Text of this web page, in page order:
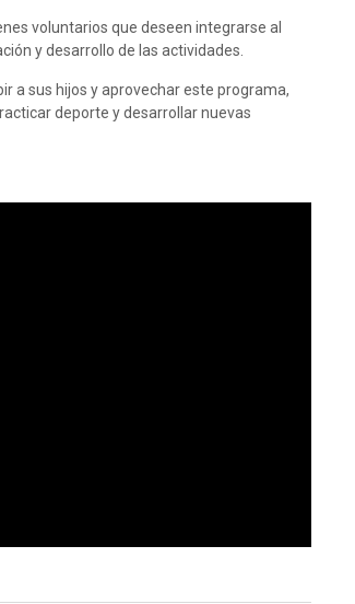
voluntarios que deseen integrarse al
y desarrollo de las actividades.
a sus hijos y aprovechar este programa,
deporte y desarrollar nuevas